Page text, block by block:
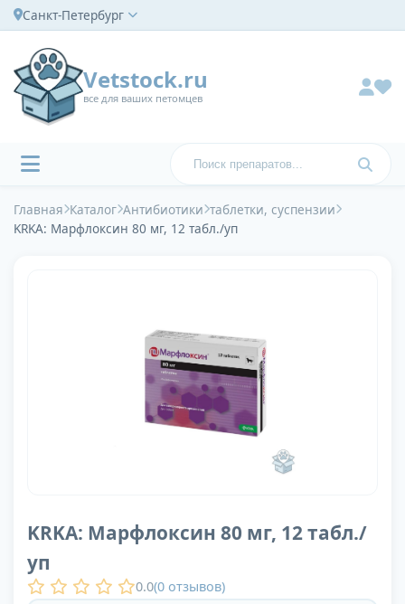
Санкт-Петербург
Vetstock.ru
все для ваших петомцев
Главная Каталог Антибиотики таблетки, суспензии
KRKA: Марфлоксин 80 мг, 12 табл./уп
KRKA: Марфлоксин 80 мг, 12 табл./
уп
0.0(0 отзывов)